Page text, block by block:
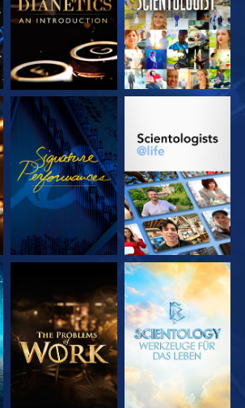
ANSEHEN
SERIE
SERIE
ENTDECKEN
SERIE
ENTDECKEN